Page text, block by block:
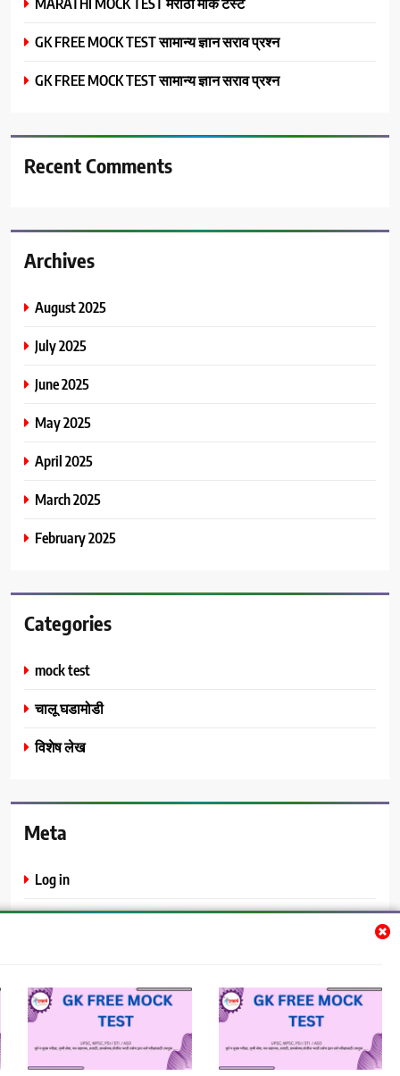
GK FREE MOCK TEST सामान्य ज्ञान सराव प्रश्न
GK FREE MOCK TEST सामान्य ज्ञान सराव प्रश्न
Recent Comments
Archives
August 2025
July 2025
June 2025
May 2025
April 2025
March 2025
February 2025
Categories
mock test
चालू घडामोडी
विशेष लेख
Meta
Log in
Entries feed
WordPress.org